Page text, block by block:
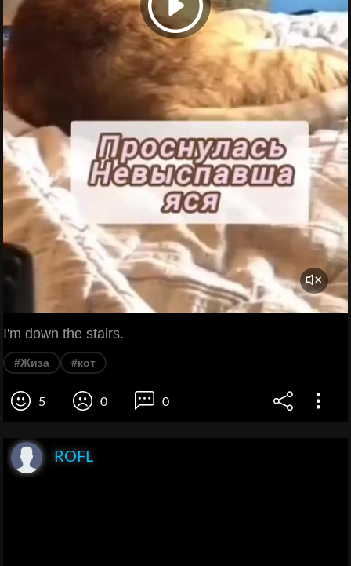
I'm down the stairs.
#Жиза #кот
5 0 0
ROFL